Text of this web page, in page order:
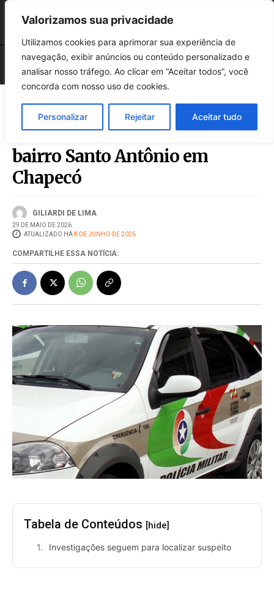
Valorizamos sua privacidade
Utilizamos cookies para aprimorar sua experiência de
navegação, exibir anúncios ou conteúdo personalizado e
analisar nosso tráfego. Ao clicar em “Aceitar todos”, você
concorda com nosso uso de cookies.
Personalizar Rejeitar Aceitar tudo
Homem é morto a tiros no
bairro Santo Antônio em
Chapecó
GILIARDI DE LIMA
29 DE MAIO DE 2026
ATUALIZADO HÁ8 DE JUNHO DE 2026
COMPARTILHE ESSA NOTÍCIA:
Tabela de Conteúdos [hide]
Investigações seguem para localizar suspeito